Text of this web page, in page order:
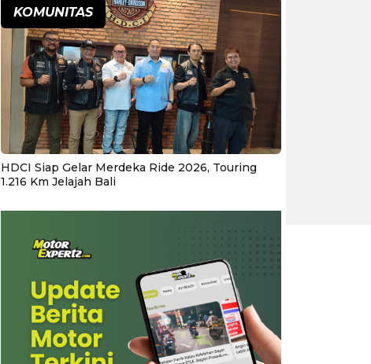
KOMUNITAS
HDCI Siap Gelar Merdeka Ride 2026, Touring
1.216 Km Jelajah Bali